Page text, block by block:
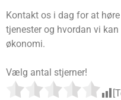
Kontakt os i dag for at
tjenester og hvordan vi
økonomi.
Vælg antal stjerner!